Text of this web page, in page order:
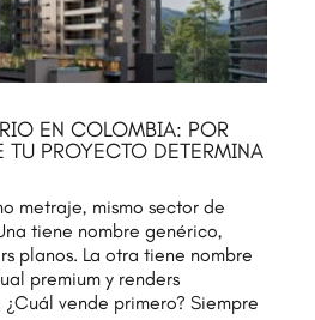
EN COLOMBIA: POR
PROYECTO DETERMINA
metraje, mismo sector de
tiene nombre genérico,
planos. La otra tiene nombre
premium y renders
vende primero? Siempre